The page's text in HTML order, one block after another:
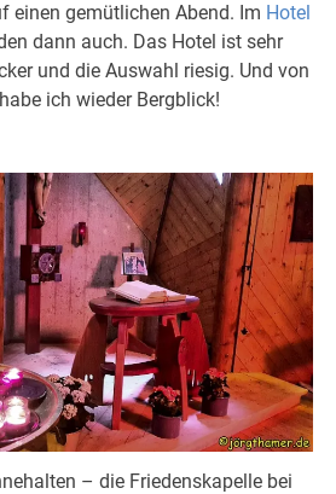
einen gemütlichen Abend. Im Hotel
dann auch. Das Hotel ist sehr
und die Auswahl riesig. Und von
ich wieder Bergblick!
– die Friedenskapelle bei